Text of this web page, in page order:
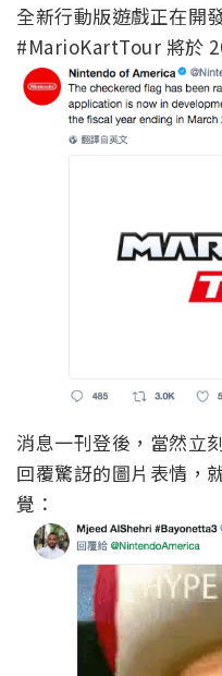
全新行動版遊戲正在開
#MarioKartTour 將於
消息一刊登後，當然立
回覆驚訝的圖片表情，
覺：